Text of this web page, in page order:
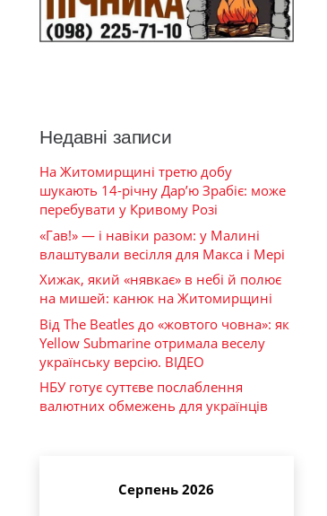
Недавні записи
На Житомирщині третю добу
шукають 14-річну Дар’ю Зрабіє: може
перебувати у Кривому Розі
«Гав!» — і навіки разом: у Малині
влаштували весілля для Макса і Мері
Хижак, який «нявкає» в небі й полює
на мишей: канюк на Житомирщині
Від The Beatles до «жовтого човна»: як
Yellow Submarine отримала веселу
українську версію. ВІДЕО
НБУ готує суттєве послаблення
валютних обмежень для українців
Серпень 2026